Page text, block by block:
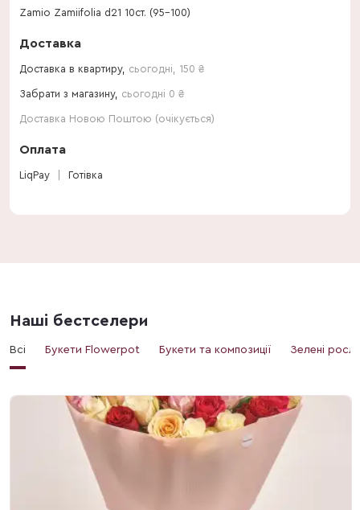
Zamio Zamiifolia d21 10ст. (95-100)
Доставка
Доставка в квартиру, сьогодні 150 ₴
Забрати з магазину, сьогодні 0 ₴
Доставка Новою Поштою (очікується)
Оплата
LiqPay Готівка
Наші бестселери
Всі Букети Flowerpot Букети та композиції Зелені